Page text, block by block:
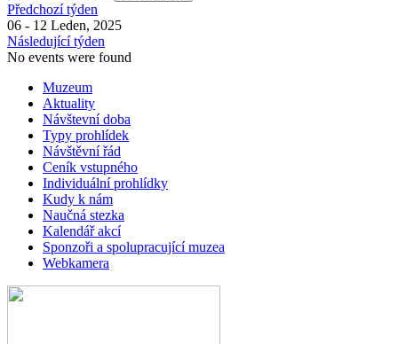
Předchozí týden
06 - 12 Leden, 2025
Následující týden
No events were found
Muzeum
Aktuality
Návštevní doba
Typy prohlídek
Návštěvní řád
Ceník vstupného
Individuální prohlídky
Kudy k nám
Naučná stezka
Kalendář akcí
Sponzoři a spolupracující muzea
Webkamera